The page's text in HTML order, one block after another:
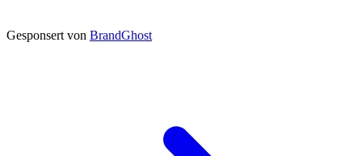
Gesponsert von BrandGhost